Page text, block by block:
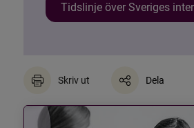
Tidslinje över Sveriges
Skriv ut Dela